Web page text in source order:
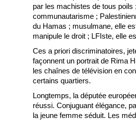
par les machistes de tous
communautarisme ;
du Hamas ; musulmane, elle
manipule le droit ; LFIste, elle
Ces a priori discriminatoires,
façonnent un portrait de Rima
les chaînes de télévision en
certains quartiers.
Longtemps, la députée
réussi. Conjuguant élégance,
la jeune femme séduit. Les